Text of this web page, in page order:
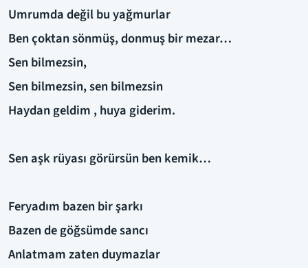
Umrumda değil bu yağmurlar
Ben çoktan sönmüş, donmuş bir mezar…
Sen bilmezsin,
Sen bilmezsin, sen bilmezsin
Haydan geldim , huya giderim.
Sen aşk rüyası görürsün ben kemik…
Feryadım bazen bir şarkı
Bazen de göğsümde sancı
Anlatmam zaten duymazlar